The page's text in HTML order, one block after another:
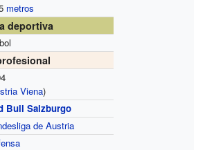
metros
deportiva
Viena)
Bull Salzburgo
de Austria